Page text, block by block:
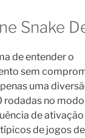
Snake
de entender o
sem
uma
rodadas no
de
de jogos